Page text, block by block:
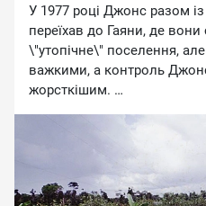
У 1977 році Джонс разом
переїхав до Гаяни, де
\"утопічне\" поселення,
важкими, а контроль
жорсткішим.
І ось розслідувати
США Лео Раян. Здається,